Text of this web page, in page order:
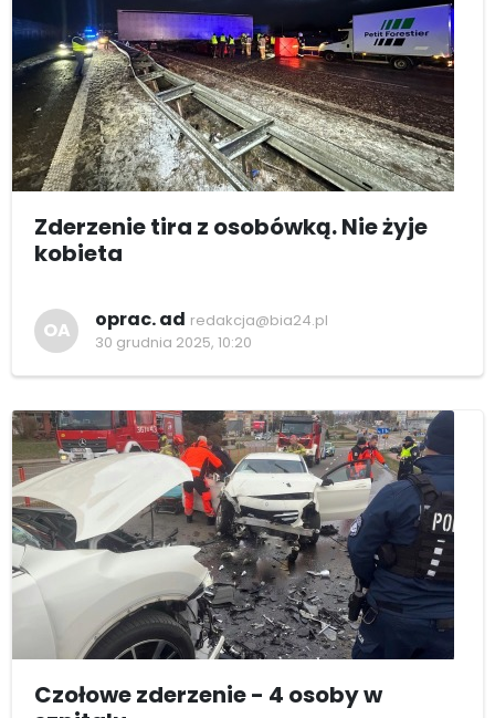
Zderzenie tira z osobówką. Nie żyje
kobieta
OA oprac. ad redakcja@bia24.pl
30 grudnia 2025, 10:20
Czołowe zderzenie - 4 osoby w